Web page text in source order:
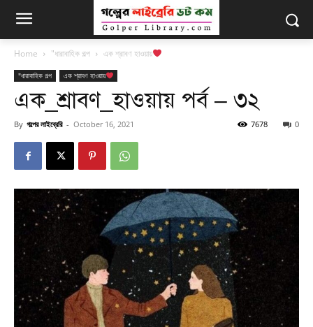
Home "ধারাবাহিক গল্প এক শ্রাবণ হাওয়ায়
"ধারাবাহিক গল্প এক শ্রাবণ হাওয়ায়
এক_শ্রাবণ_হাওয়ায় পর্ব – ৩২
By গল্পের লাইব্রেরি - October 16, 2021 0
7678